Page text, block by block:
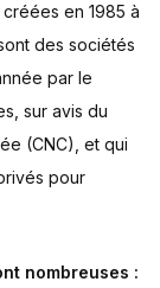
en 1985 à
des sociétés
par le
sur avis du
(CNC), et qui
pour
nombreuses :